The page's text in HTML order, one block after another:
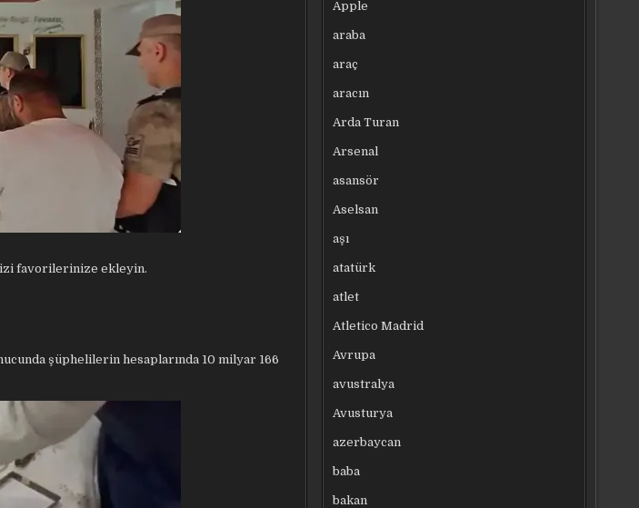
favorilerinize ekleyin.
şüphelilerin hesaplarında 10 milyar 166
Apple
araba
araç
aracın
Arda Turan
Arsenal
asansör
Aselsan
aşı
atatürk
atlet
Atletico Madrid
Avrupa
avustralya
Avusturya
azerbaycan
baba
bakan